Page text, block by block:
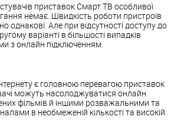
приставок Смарт ТВ особливої
немає. Швидкість роботи пристроїв
однакові. Але при відсутності доступу до
варіанті в більшості випадків
з онлайн підключенням.
є головною перевагою приставок
можуть насолоджуватися онлайн
фільмів й іншими розважальними та
в необмеженій кількості та високій